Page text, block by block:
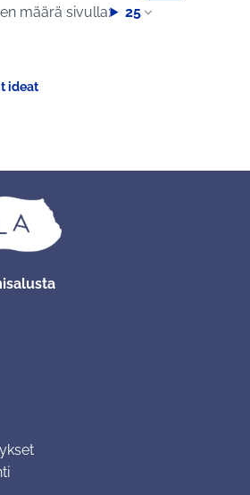
määrä sivulla: 25
ideat